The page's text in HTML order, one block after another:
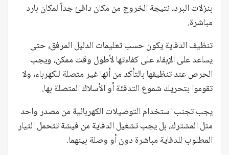
بنزلات البرد، نتيجة الخروج من مكان دافئ جداً لمكان بارد
مباشرة.
تنظيف الدفاية يكون حسب تعليمات الدليل المرفق، حتى
يساعد على الإبقاء على كفاءتها لأطول وقت ممكن، ويجب
الحرص عند تنظيفها بالتأكد من أنها غير متصلة للكهرباء، ولا
تقوموا بتحريك شموع التدفئة أو الأسلاك المتصلة بها.
يجب تجنب استخدام التوصيلات الكهربائية من مصدر واحد
مثل المشترك، بل يجب تشغيل الدفاية من فيشة تتحمل التيار
المطلوب للدفاية مباشرة دون أو وصلة بينهما.